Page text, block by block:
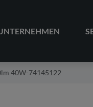
40W-74145122